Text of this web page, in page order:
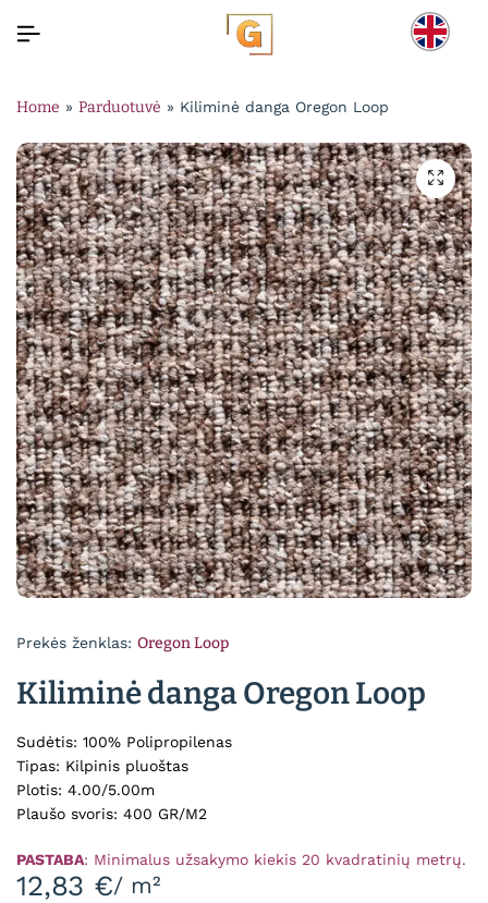
Home » Parduotuvė » Kiliminė danga Oregon Loop
Prekės ženklas: Oregon Loop
Kiliminė danga Oregon Loop
Sudėtis: 100% Polipropilenas
Tipas: Kilpinis pluoštas
Plotis: 4.00/5.00m
Plaušo svoris: 400 GR/M2
PASTABA: Minimalus užsakymo kiekis 20 kvadratinių metrų.
12,83 €/ m²